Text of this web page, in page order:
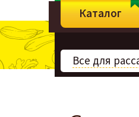
Каталог
Все для